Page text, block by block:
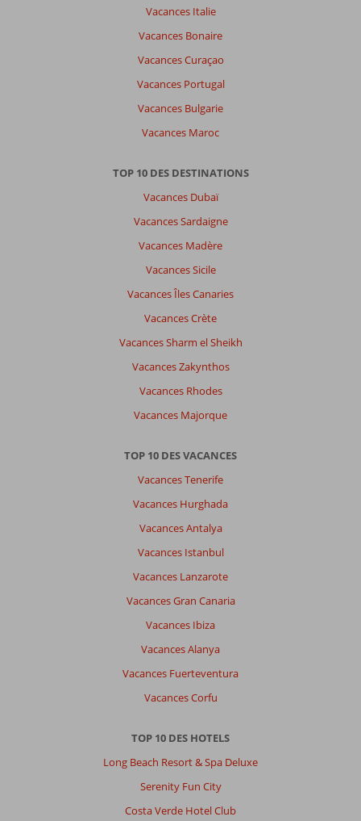
Vacances Italie
Vacances Bonaire
Vacances Curaçao
Vacances Portugal
Vacances Bulgarie
Vacances Maroc
TOP 10 DES DESTINATIONS
Vacances Dubaï
Vacances Sardaigne
Vacances Madère
Vacances Sicile
Vacances Îles Canaries
Vacances Crète
Vacances Sharm el Sheikh
Vacances Zakynthos
Vacances Rhodes
Vacances Majorque
TOP 10 DES VACANCES
Vacances Tenerife
Vacances Hurghada
Vacances Antalya
Vacances Istanbul
Vacances Lanzarote
Vacances Gran Canaria
Vacances Ibiza
Vacances Alanya
Vacances Fuerteventura
Vacances Corfu
TOP 10 DES HOTELS
Long Beach Resort & Spa Deluxe
Serenity Fun City
Costa Verde Hotel Club